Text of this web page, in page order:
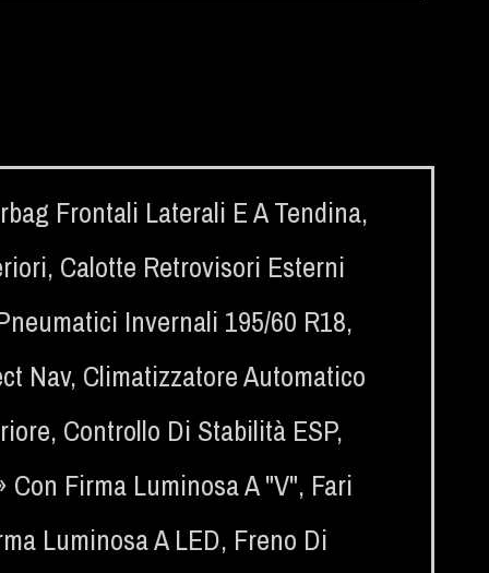
Frontali Laterali E A Tendina,
, Calotte Retrovisori Esterni
Invernali 195/60 R18,
Nav, Climatizzatore Automatico
, Controllo Di Stabilità ESP,
Firma Luminosa A "V", Fari
Luminosa A LED, Freno Di